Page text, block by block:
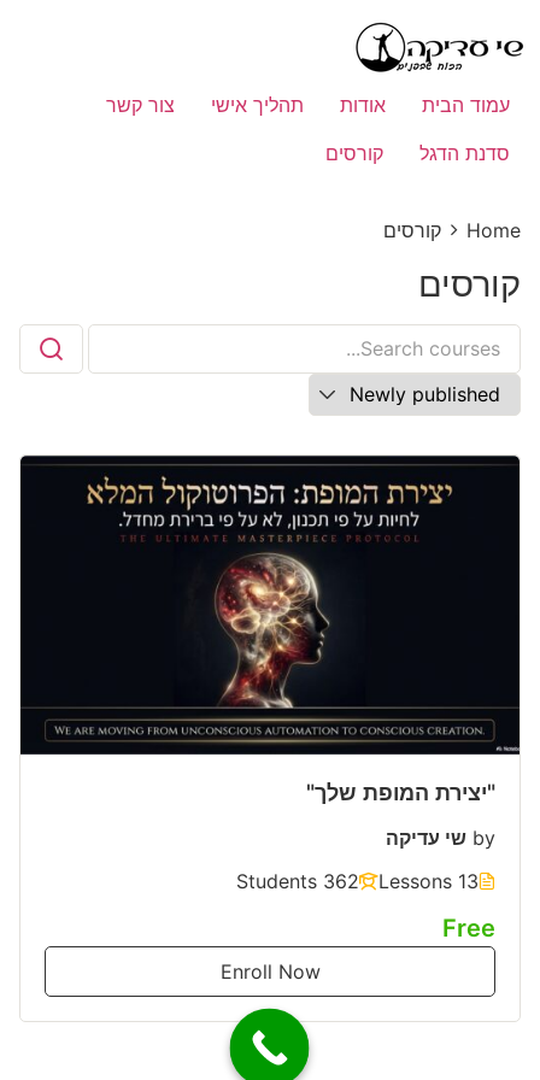
עמוד הבית אודות תהליך אישי
צור קשר
סדנת הדגל
קורסים
Home קורסים
קורסים
"יצירת המופת שלך"
by שי עדיקה
13 Lessons
362 Students
Free
Enroll Now